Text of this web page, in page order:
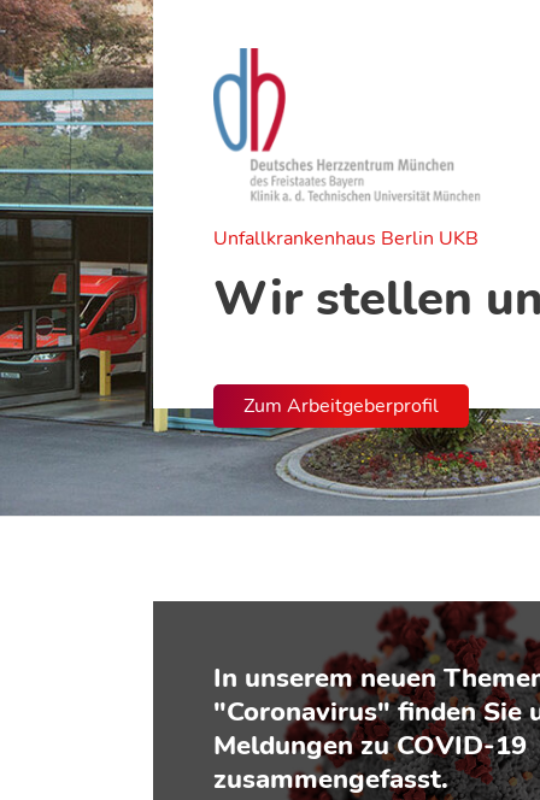
Unfallkrankenhaus Berlin UKB
Wir stellen
Zum Arbeitgeberprofil
In unserem neuen
"Coronavirus" finden Sie
Meldungen zu COVID-19
zusammengefasst.